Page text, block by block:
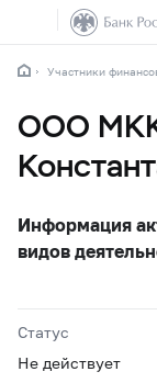
Участники
ООО МКК
Информация
видов
Статус
Не действует